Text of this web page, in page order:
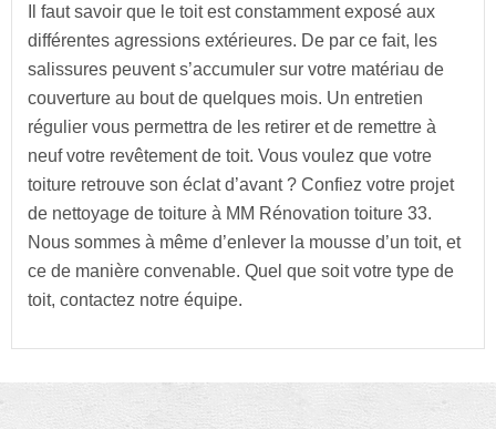
Il faut savoir que le toit est constamment exposé aux
différentes agressions extérieures. De par ce fait, les
salissures peuvent s’accumuler sur votre matériau de
couverture au bout de quelques mois. Un entretien
régulier vous permettra de les retirer et de remettre à
neuf votre revêtement de toit. Vous voulez que votre
toiture retrouve son éclat d’avant ? Confiez votre projet
de nettoyage de toiture à MM Rénovation toiture 33.
Nous sommes à même d’enlever la mousse d’un toit, et
ce de manière convenable. Quel que soit votre type de
toit, contactez notre équipe.